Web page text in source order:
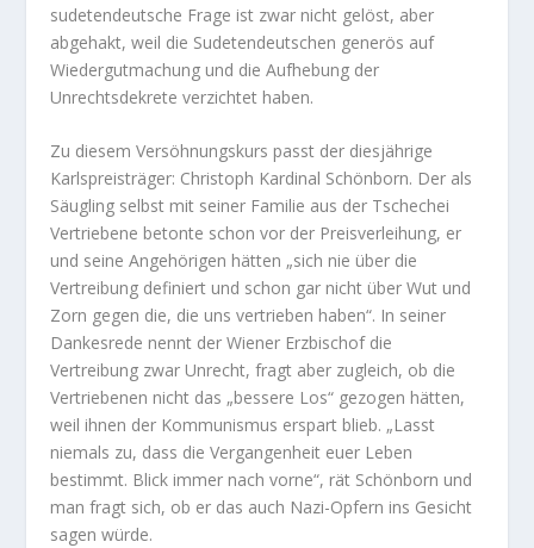
sudetendeutsche Frage ist zwar nicht gelöst, aber
abgehakt, weil die Sudetendeutschen generös auf
Wiedergutmachung und die Aufhebung der
Unrechtsdekrete verzichtet haben.
Zu diesem Versöhnungskurs passt der diesjährige
Karlspreisträger: Christoph Kardinal Schönborn. Der als
Säugling selbst mit seiner Familie aus der Tschechei
Vertriebene betonte schon vor der Preisverleihung, er
und seine Angehörigen hätten „sich nie über die
Vertreibung definiert und schon gar nicht über Wut und
Zorn gegen die, die uns vertrieben haben“. In seiner
Dankesrede nennt der Wiener Erzbischof die
Vertreibung zwar Unrecht, fragt aber zugleich, ob die
Vertriebenen nicht das „bessere Los“ gezogen hätten,
weil ihnen der Kommunismus erspart blieb. „Lasst
niemals zu, dass die Vergangenheit euer Leben
bestimmt. Blick immer nach vorne“, rät Schönborn und
man fragt sich, ob er das auch Nazi-Opfern ins Gesicht
sagen würde.